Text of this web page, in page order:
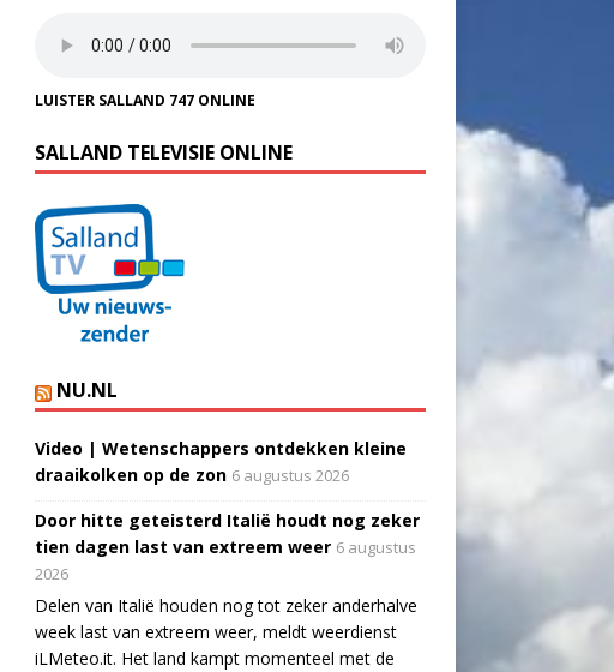
LUISTER SALLAND 747 ONLINE
SALLAND TELEVISIE ONLINE
NU.NL
Video | Wetenschappers ontdekken kleine
draaikolken op de zon 6 augustus 2026
Door hitte geteisterd Italië houdt nog zeker
tien dagen last van extreem weer 6 augustus
2026
Delen van Italië houden nog tot zeker anderhalve
week last van extreem weer, meldt weerdienst
iLMeteo.it. Het land kampt momenteel met de